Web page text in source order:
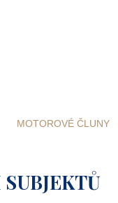
MOTOROVÉ ČLUNY